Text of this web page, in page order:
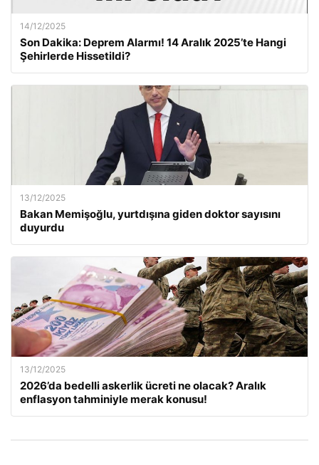
14/12/2025
Son Dakika: Deprem Alarmı! 14 Aralık 2025’te Hangi
Şehirlerde Hissetildi?
13/12/2025
Bakan Memişoğlu, yurtdışına giden doktor sayısını
duyurdu
13/12/2025
2026’da bedelli askerlik ücreti ne olacak? Aralık
enflasyon tahminiyle merak konusu!